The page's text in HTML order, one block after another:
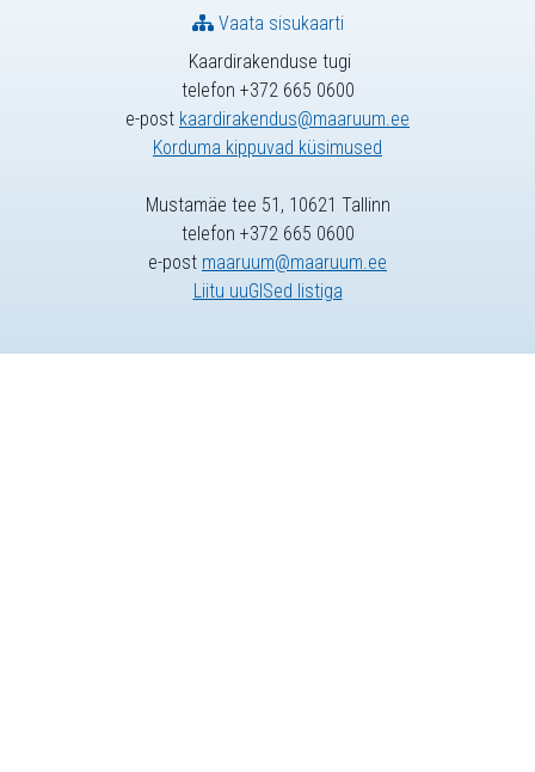
Kaardirakenduse tugi
telefon +372 665 0600
e-post kaardirakendus@maaruum.ee
Korduma kippuvad küsimused
Vaata sisukaarti
Mustamäe tee 51, 10621 Tallinn
telefon +372 665 0600
e-post maaruum@maaruum.ee
Liitu uuGISed listiga